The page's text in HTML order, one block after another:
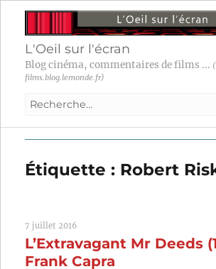
L'Oeil sur l'écran
Blog cinéma, commentaires de films ...
films.blog.lemonde.fr)
Recherche
:
Étiquette : Robert
7 juillet 2016
L’Extravagant Mr Deeds
Frank Capra